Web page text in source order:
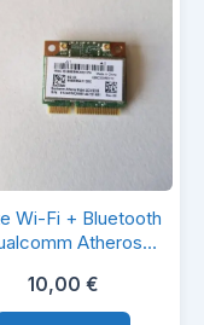
Carte
Wi-
Fi
+
Wi-Fi + Bluetooth
Atheros
10,00 €